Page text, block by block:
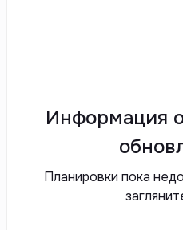
Информация
Планировки пока